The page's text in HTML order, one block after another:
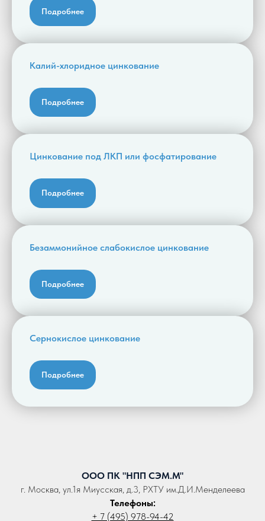
Подробнее
Калий-хлоридное цинкование
Подробнее
Цинкование под ЛКП или фосфатирование
Подробнее
Безаммонийное слабокислое цинкование
Подробнее
Сернокислое цинкование
Подробнее
ООО ПК "НПП СЭМ.М"
г. Москва, ул.1я Миусская, д.3, РХТУ им.Д.И.Менделеева
Телефоны:
+ 7 (495) 978-94-42